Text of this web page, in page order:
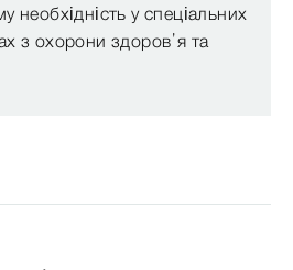
необхідність у спеціальних
з охорони здоров’я та